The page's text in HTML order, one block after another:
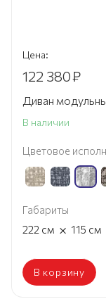
Цена:
122 380₽
Диван
В наличии
Цветовое
Габариты
222 см × 115 см
В корзину